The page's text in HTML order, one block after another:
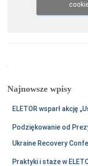
Najnowsze wpisy
ELETOR wsparł akcję
Podziękowanie od
Ukraine Recovery
Praktyki i staże w